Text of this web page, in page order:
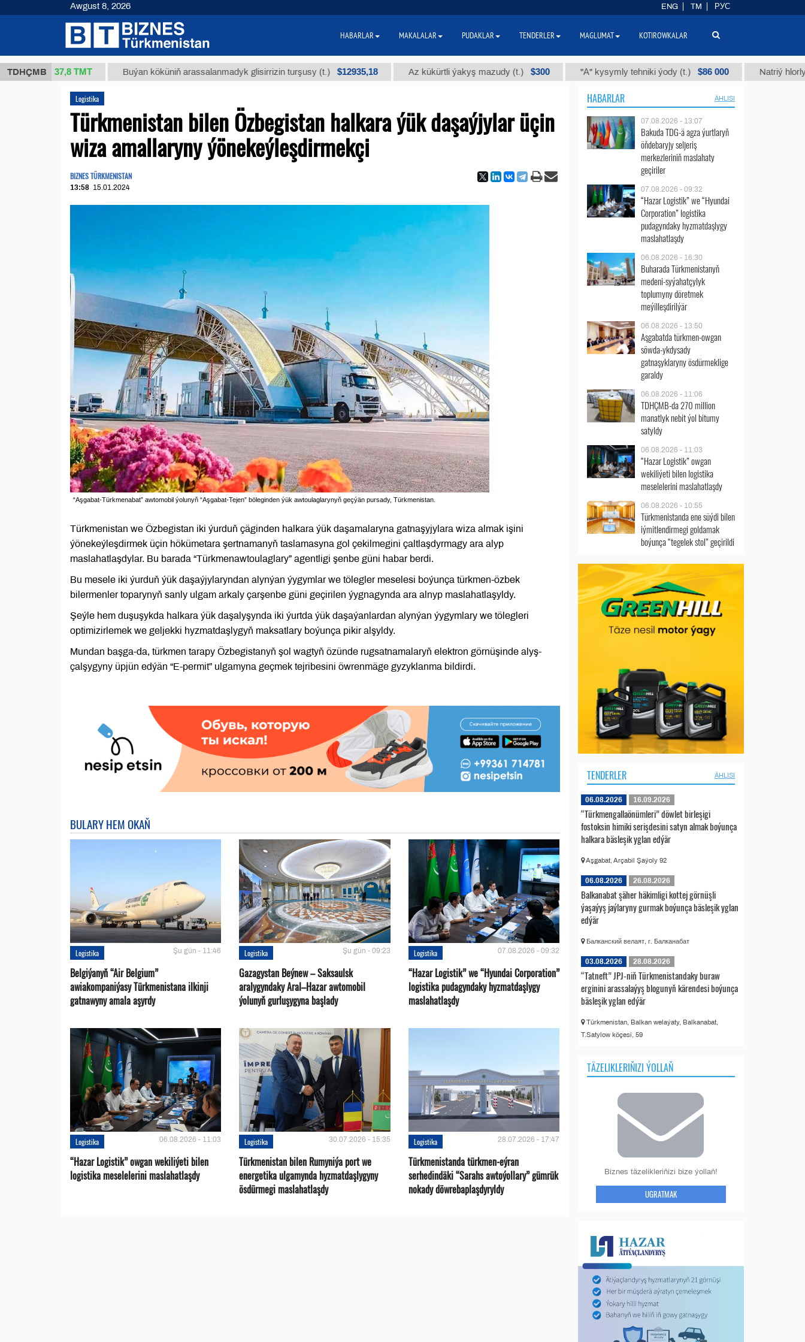
TDHÇMB
37,8 ТМТ Buýan köküniň arassalanmadyk glisirrizin turşusy (t.) $12935,18 Az kükürtli ýakyş mazudy (t.) $300 "А" kysymly tehniki ýody (t.) $86 000 Natriý hlorly
Logistika
Türkmenistan bilen Özbegistan halkara ýük daşaýjylar üçin
wiza amallaryny ýönekeýleşdirmekçi
BIZNES TÜRKMENISTAN
13:58 15.01.2024
“Aşgabat-Türkmenabat” awtomobil ýolunyň “Aşgabat-Tejen” böleginden ýük awtoulaglarynyň geçýän pursady, Türkmenistan.
Türkmenistan we Özbegistan iki ýurduň çäginden halkara ýük daşamalaryna gatnaşyjylara wiza almak işini
ýönekeýleşdirmek üçin hökümetara şertnamanyň taslamasyna gol çekilmegini çaltlaşdyrmagy ara alyp
maslahatlaşdylar. Bu barada “Türkmenawtoulaglary” agentligi şenbe güni habar berdi.
Bu mesele iki ýurduň ýük daşaýjylaryndan alynýan ýygymlar we tölegler meselesi boýunça türkmen-özbek
bilermenler toparynyň sanly ulgam arkaly çarşenbe güni geçirilen ýygnagynda ara alnyp maslahatlaşyldy.
Şeýle hem duşuşykda halkara ýük daşalyşynda iki ýurtda ýük daşaýanlardan alynýan ýygymlary we tölegleri
optimizirlemek we geljekki hyzmatdaşlygyň maksatlary boýunça pikir alşyldy.
Mundan başga-da, türkmen tarapy Özbegistanyň şol wagtyň özünde rugsatnamalaryň elektron görnüşinde alyş-
çalşygyny üpjün edýän “E-permit” ulgamyna geçmek tejribesini öwrenmäge gyzyklanma bildirdi.
BULARY HEM OKAŇ
Logistika Şu gün - 11:46
Belgiýanyň “Air Belgium”
awiakompaniýasy Türkmenistana ilkinji
gatnawyny amala aşyrdy
Logistika Şu gün - 09:23
Gazagystan Beýnew – Saksaulsk
aralygyndaky Aral–Hazar awtomobil
ýolunyň gurluşygyna başlady
Logistika 07.08.2026 - 09:32
“Hazar Logistik” we “Hyundai Corporation”
logistika pudagyndaky hyzmatdaşlygy
maslahatlaşdy
Logistika 06.08.2026 - 11:03
“Hazar Logistik” owgan wekiliýeti bilen
logistika meselelerini maslahatlaşdy
Logistika 30.07.2026 - 15:35
Türkmenistan bilen Rumyniýa port we
energetika ulgamynda hyzmatdaşlygyny
ösdürmegi maslahatlaşdy
Logistika 28.07.2026 - 17:47
Türkmenistanda türkmen-eýran
serhedindäki “Sarahs awtoýollary” gümrük
nokady döwrebaplaşdyryldy
HABARLAR ÄHLISI
07.08.2026 - 13:07
Bakuda TDG-ä agza ýurtlaryň
öňdebaryjy seljeriş
merkezleriniň maslahaty
geçiriler
07.08.2026 - 09:32
“Hazar Logistik” we “Hyundai
Corporation” logistika
pudagyndaky hyzmatdaşlygy
maslahatlaşdy
06.08.2026 - 16:30
Buharada Türkmenistanyň
medeni-syýahatçylyk
toplumyny döretmek
meýilleşdirilýär
06.08.2026 - 13:50
Aşgabatda türkmen-owgan
söwda-ykdysady
gatnaşyklaryny ösdürmeklige
garaldy
06.08.2026 - 11:06
TDHÇMB-da 270 million
manatlyk nebit ýol bitumy
satyldy
06.08.2026 - 11:03
“Hazar Logistik” owgan
wekiliýeti bilen logistika
meselelerini maslahatlaşdy
06.08.2026 - 10:55
Türkmenistanda ene süýdi bilen
iýmitlendirmegi goldamak
boýunça “tegelek stol” geçirildi
TENDERLER ÄHLISI
06.08.2026 16.09.2026
“Türkmengallaönümleri” döwlet birleşigi
fostoksin himiki serişdesini satyn almak boýunça
halkara bäsleşik yglan edýär
Aşgabat, Arçabil Şaýoly 92
06.08.2026 26.08.2026
Balkanabat şäher häkimligi kottej görnüşli
ýaşaýyş jaýlaryny gurmak boýunça bäsleşik yglan
edýär
Балканский велаят, г. Балканабат
03.08.2026 28.08.2026
“Tatneft” JPJ-niň Türkmenistandaky buraw
erginini arassalaýyş blogunyň kärendesi boýunça
bäsleşik yglan edýär
Türkmenistan, Balkan welaýaty, Balkanabat,
T.Satylow köçesi, 59
TÄZELIKLERIŇIZI ÝOLLAŇ
Biznes täzelikleriňizi bize ýollaň!
UGRATMAK
Awgust 8, 2026 ENG TM РУС
HABARLAR MAKALALAR PUDAKLAR TENDERLER MAGLUMAT KOTIROWKALAR